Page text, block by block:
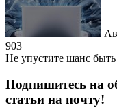
903
Не упустите шанс быть
Подпишитесь на
статьи на почту!